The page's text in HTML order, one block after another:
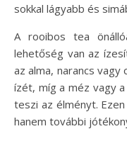
sokkal lágyabb és
A rooibos tea
lehetőség van az
az alma, narancs
ízét, míg a méz vagy
teszi az élményt.
hanem további